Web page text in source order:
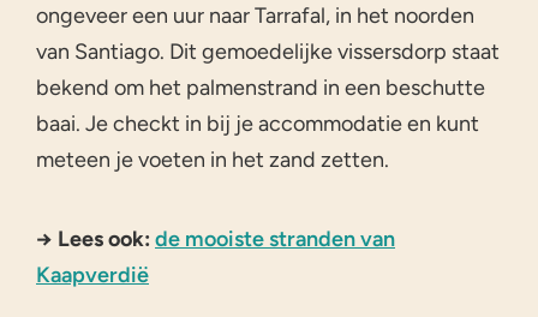
ongeveer een uur naar Tarrafal, in het noorden
van Santiago. Dit gemoedelijke vissersdorp staat
bekend om het palmenstrand in een beschutte
baai. Je checkt in bij je accommodatie en kunt
meteen je voeten in het zand zetten.
→ Lees ook: de mooiste stranden van
Kaapverdië